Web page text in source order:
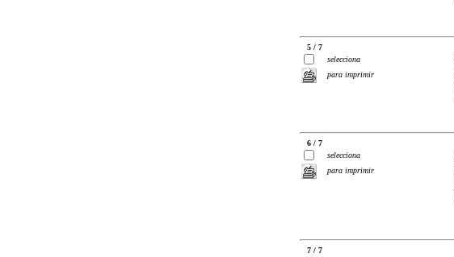
5 / 7
selecciona
para imprimir
6 / 7
selecciona
para imprimir
7 / 7